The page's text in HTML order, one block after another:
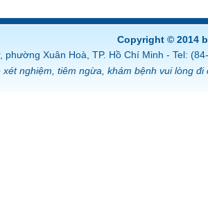
Copyright © 2014
phường Xuân Hoà, TP. Hồ Chí Minh - Tel:
xét nghiệm, tiêm ngừa, khám bệnh vui lòng